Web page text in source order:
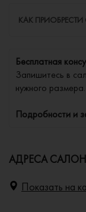
КАК
Бесплатная
Запишитесь в
нужного размера.
Подробности и
АДРЕСА
Показать на